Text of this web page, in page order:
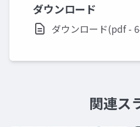
ダウンロード
ダウンロード(pdf -
関連ス